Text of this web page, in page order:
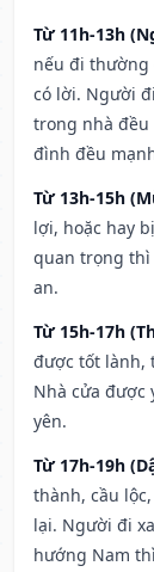
Từ 11h-13h
nếu đi thường
có lời. Người
trong nhà đều
đình đều
Từ 13h-15h
lợi, hoặc hay
quan trọng thì
an.
Từ 15h-17h
được tốt lành,
Nhà cửa
yên.
Từ 17h-19h
thành, cầu
lại. Người đi
hướng Nam